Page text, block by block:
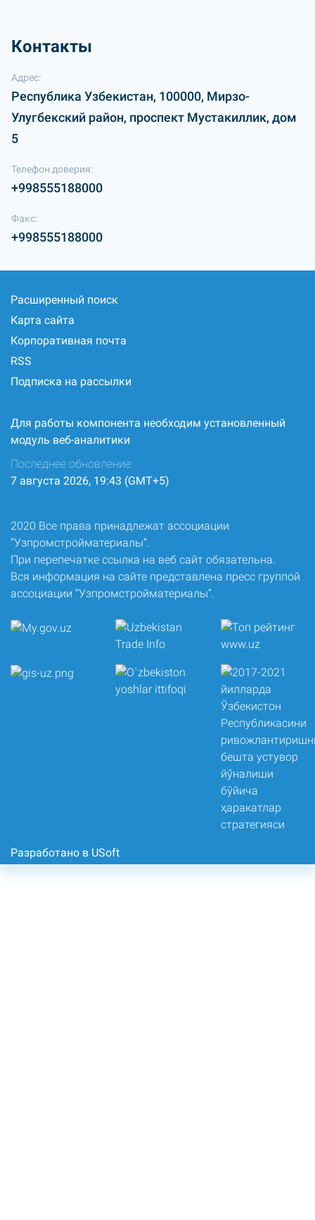
Контакты
Адрес:
Республика Узбекистан, 100000, Мирзо-
Улугбекский район, проспект Мустакиллик, дом
5
Телефон доверия:
+998555188000
Факс:
+998555188000
Расширенный поиск
Карта сайта
Корпоративная почта
RSS
Подписка на рассылки
Для работы компонента необходим установленный
модуль веб-аналитики
Последнее обновление:
7 августа 2026, 19:43 (GMT+5)
2020 Все права принадлежат ассоциации
“Узпромстройматериалы”.
При перепечатке ссылка на веб сайт обязательна.
Вся информация на сайте представлена пресс группой
ассоциации “Узпромстройматериалы”.
Разработано в USoft